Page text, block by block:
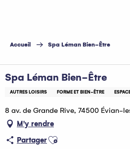
principal
Accueil Spa Léman Bien-Être
Spa Léman Bien-Être
AUTRES LOISIRS FORME ET BIEN-ÊTRE
8 av. de Grande Rive, 74500 Évian-
M'y rendre
PartagerAjouter aux favoris